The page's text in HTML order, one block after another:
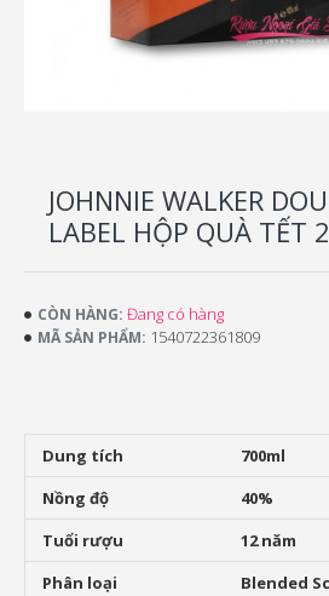
JOHNNIE WALKER
LABEL HỘP QUÀ TẾT
Dung tích
700ml
Nồng độ
40%
Tuổi rượu
12 năm
Phân loại
Blended
CÒN HÀNG: Đang có hàng
MÃ SẢN PHẨM: 1540722361809